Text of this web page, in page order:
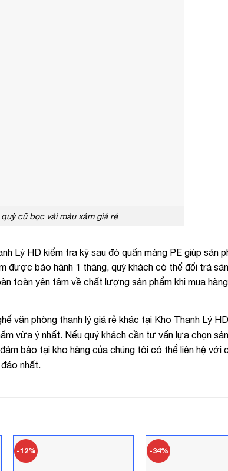
cũ bọc vải màu xám giá rẻ
Lý HD kiểm tra kỹ sau đó quấn màng PE giúp sản
được bảo hành 1 tháng, quý khách có thể đổi trả
toàn yên tâm về chất lượng sản phẩm khi mua
văn phòng thanh lý giá rẻ khác tại Kho Thanh Lý
vừa ý nhất. Nếu quý khách cần tư vấn lựa chọn
bảo tại kho hàng của chúng tôi có thể liên hệ với
nhất.
-12% -34%